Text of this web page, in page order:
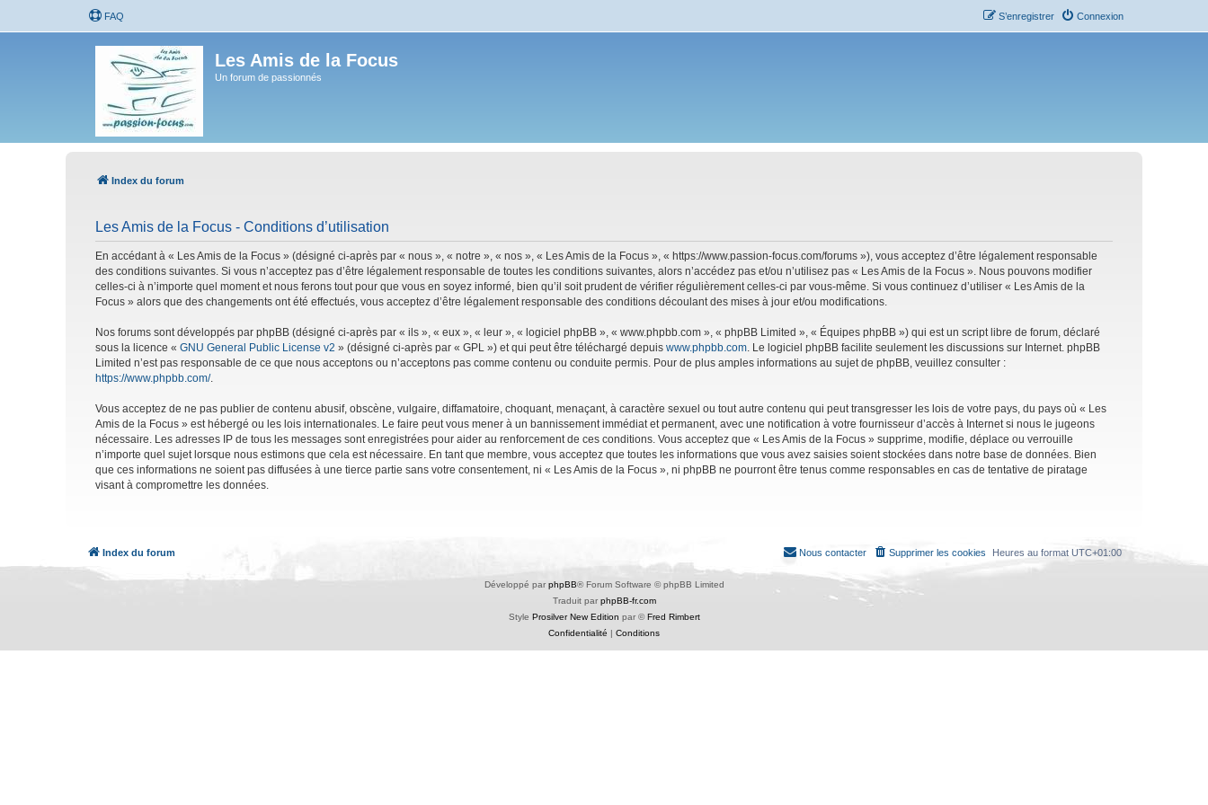
FAQ Connexion
S’enregistrer
Les Amis de la Focus
Un forum de passionnés
Index du forum
Les Amis de la Focus - Conditions d’utilisation
En accédant à « Les Amis de la Focus » (désigné ci-après par « nous », « notre », « nos », « Les Amis de la Focus », « https://www.passion-focus.com/forums »), vous acceptez d’être légalement responsable
des conditions suivantes. Si vous n’acceptez pas d’être légalement responsable de toutes les conditions suivantes, alors n’accédez pas et/ou n’utilisez pas « Les Amis de la Focus ». Nous pouvons modifier
celles-ci à n’importe quel moment et nous ferons tout pour que vous en soyez informé, bien qu’il soit prudent de vérifier régulièrement celles-ci par vous-même. Si vous continuez d’utiliser « Les Amis de la
Focus » alors que des changements ont été effectués, vous acceptez d’être légalement responsable des conditions découlant des mises à jour et/ou modifications.
Nos forums sont développés par phpBB (désigné ci-après par « ils », « eux », « leur », « logiciel phpBB », « www.phpbb.com », « phpBB Limited », « Équipes phpBB ») qui est un script libre de forum, déclaré
sous la licence « GNU General Public License v2 » (désigné ci-après par « GPL ») et qui peut être téléchargé depuis www.phpbb.com. Le logiciel phpBB facilite seulement les discussions sur Internet. phpBB
Limited n’est pas responsable de ce que nous acceptons ou n’acceptons pas comme contenu ou conduite permis. Pour de plus amples informations au sujet de phpBB, veuillez consulter :
https://www.phpbb.com/.
Vous acceptez de ne pas publier de contenu abusif, obscène, vulgaire, diffamatoire, choquant, menaçant, à caractère sexuel ou tout autre contenu qui peut transgresser les lois de votre pays, du pays où « Les
Amis de la Focus » est hébergé ou les lois internationales. Le faire peut vous mener à un bannissement immédiat et permanent, avec une notification à votre fournisseur d’accès à Internet si nous le jugeons
nécessaire. Les adresses IP de tous les messages sont enregistrées pour aider au renforcement de ces conditions. Vous acceptez que « Les Amis de la Focus » supprime, modifie, déplace ou verrouille
n’importe quel sujet lorsque nous estimons que cela est nécessaire. En tant que membre, vous acceptez que toutes les informations que vous avez saisies soient stockées dans notre base de données. Bien
que ces informations ne soient pas diffusées à une tierce partie sans votre consentement, ni « Les Amis de la Focus », ni phpBB ne pourront être tenus comme responsables en cas de tentative de piratage
visant à compromettre les données.
Index du forum Heures au format UTC+01:00
Supprimer les cookies
Nous contacter
Développé par phpBB® Forum Software © phpBB Limited
Traduit par phpBB-fr.com
Style Prosilver New Edition par ©Fred Rimbert
Confidentialité | Conditions